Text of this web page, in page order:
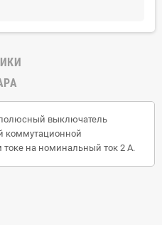
выключатель
коммутационной
на номинальный ток 2 А.